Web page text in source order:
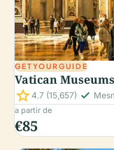
GETYOURGUIDE
Vatican
star4.7 (15,657) check_small
a partir de
€85